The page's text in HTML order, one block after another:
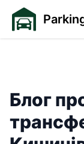
Блог